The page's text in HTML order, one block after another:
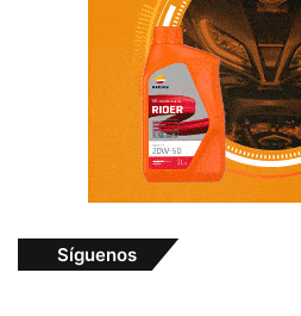
Síguenos